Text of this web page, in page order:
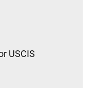
USCIS